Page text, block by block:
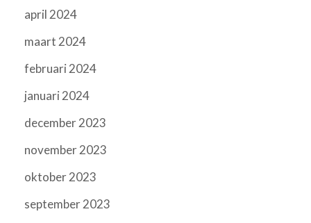
april 2024
maart 2024
februari 2024
januari 2024
december 2023
november 2023
oktober 2023
september 2023